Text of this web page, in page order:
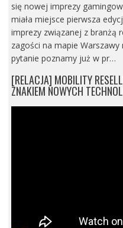
się nowej imprezy
miała miejsce pierwsza
imprezy związanej z branżą
zagości na mapie Warszawy
pytanie poznamy już w pr…
[RELACJA] MOBILITY
ZNAKIEM NOWYCH